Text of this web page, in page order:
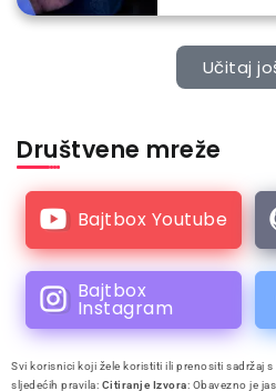
Učitaj
Društvene mreže
Bajtbox Youtube
Bajtbox
Instagram
Svi korisnici koji žele koristiti ili prenositi sadržaj
sljedećih pravila: Citiranje Izvora: Obavezno je